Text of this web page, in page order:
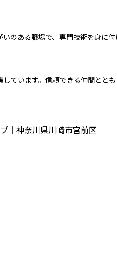
のある職場で、専門技術を身に
ています。信頼できる仲間とと
｜神奈川県川崎市宮前区